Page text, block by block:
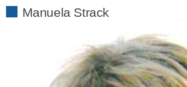
Manuela Strack